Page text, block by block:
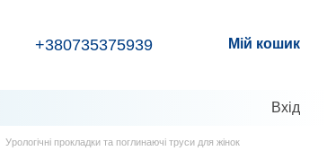
+380735375939 Мій кошик
Вхід
Урологічні прокладки та поглинаючі труси для жінок